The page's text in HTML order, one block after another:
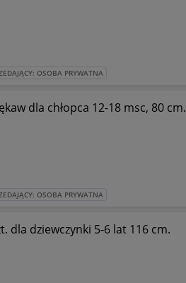
OSOBA PRYWATNA
dla chłopca 12-18 msc, 80 cm.
OSOBA PRYWATNA
Komplet nowy 8 szt. dla dziewczynki 5-6 lat 116 cm.